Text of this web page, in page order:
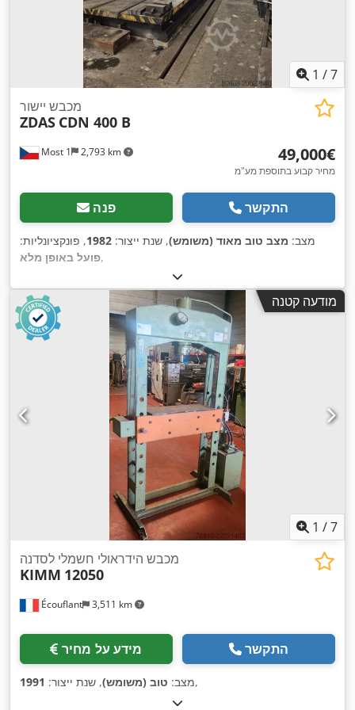
1 /7
Most 1 2,793 km
מכבש יישור
ZDAS CDN 400 B
‏49,000 ‏€
מחיר קבוע בתוספת מע"מ
פנה התקשר
מצב: מצב טוב מאוד (משומש), שנת ייצור: 1982, פונקציונליות:
פועל באופן מלא,
מודעה קטנה
1 /7
Écouflant 3,511 km
מכבש הידראולי חשמלי לסדנה
KIMM 12050
מידע על מחיר התקשר
מצב: טוב (משומש), שנת ייצור: 1991 ,